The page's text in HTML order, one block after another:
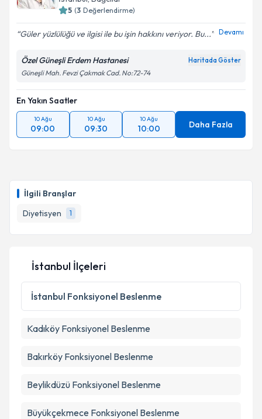
İlgili Branşlar
Diyetisyen
1
5 (3 Değerlendirme)
Güler yüzlülüğü ve ilgisi ile bu işin hakkını veriyor. Bu... Devamı
Özel Güneşli Erdem Hastanesi Haritada Göster
Güneşli Mah. Fevzi Çakmak Cad. No:72-74
En Yakın Saatler
10 Ağu
09:00
10 Ağu
09:30
10 Ağu
10:00 Daha Fazla
İstanbul İlçeleri
İstanbul Fonksiyonel Beslenme
Kadıköy Fonksiyonel Beslenme
Bakırköy Fonksiyonel Beslenme
Beylikdüzü Fonksiyonel Beslenme
Büyükçekmece Fonksiyonel Beslenme